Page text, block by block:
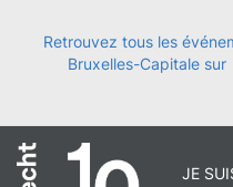
Retrouvez tous les
Bruxelles-Capitale sur
JE